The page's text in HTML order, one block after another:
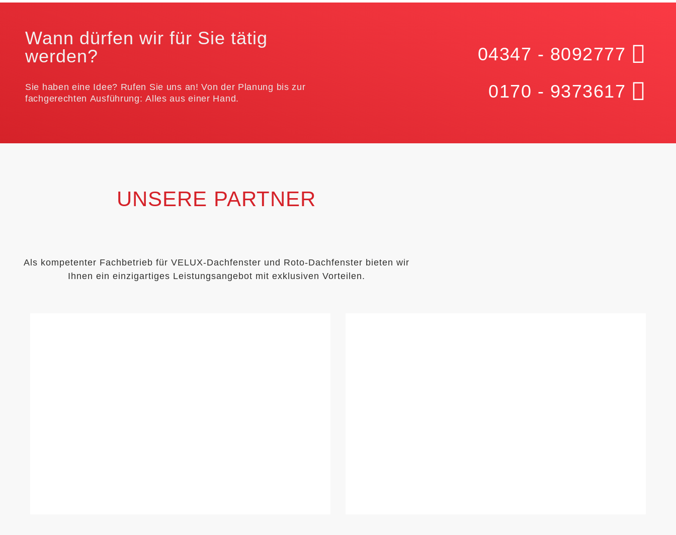
Wann dürfen wir für Sie tätig
werden?
Sie haben eine Idee? Rufen Sie uns an! Von der Planung bis zur
fachgerechten Ausführung: Alles aus einer Hand.
04347 - 8092777
0170 - 9373617
UNSERE PARTNER​
Als kompetenter Fachbetrieb für VELUX-Dachfenster und Roto-Dachfenster bieten wir
Ihnen ein einzigartiges Leistungsangebot mit exklusiven Vorteilen.